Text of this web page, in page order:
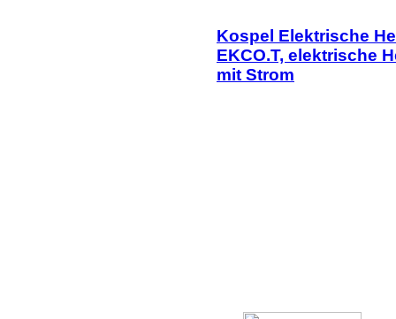
Kospel Elektrische
EKCO.T, elektrische
mit Strom